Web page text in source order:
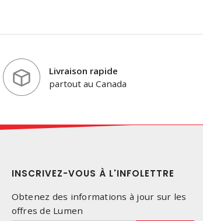
Livraison rapide
partout au Canada
INSCRIVEZ-VOUS À L'INFOLETTRE
Obtenez des informations à jour sur les
offres de Lumen